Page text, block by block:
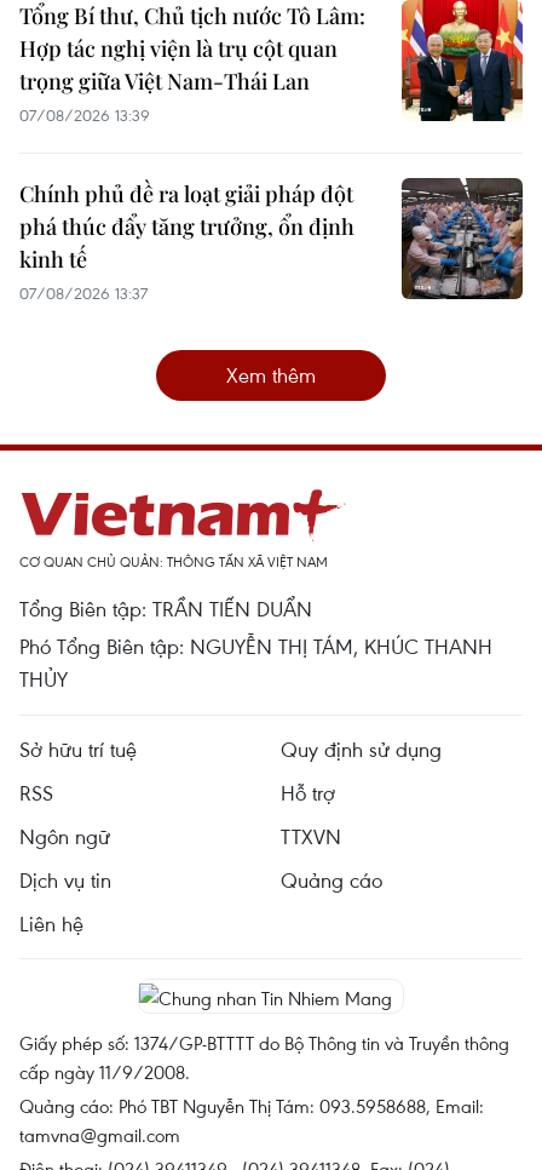
Tổng Bí thư, Chủ tịch nước Tô Lâm:
Hợp tác nghị viện là trụ cột quan
trọng giữa Việt Nam-Thái Lan
07/08/2026 13:39
Chính phủ đề ra loạt giải pháp đột
phá thúc đẩy tăng trưởng, ổn định
kinh tế
07/08/2026 13:37
Xem thêm
CƠ QUAN CHỦ QUẢN: THÔNG TẤN XÃ VIỆT NAM
Tổng Biên tập: TRẦN TIẾN DUẨN
Phó Tổng Biên tập: NGUYỄN THỊ TÁM, KHÚC THANH
THỦY
Sở hữu trí tuệ
Quy định sử dụng
RSS
Hỗ trợ
Ngôn ngữ
TTXVN
Dịch vụ tin
Quảng cáo
Liên hệ
Giấy phép số: 1374/GP-BTTTT do Bộ Thông tin và Truyền thông
cấp ngày 11/9/2008.
Quảng cáo: Phó TBT Nguyễn Thị Tám: 093.5958688, Email:
tamvna@gmail.com